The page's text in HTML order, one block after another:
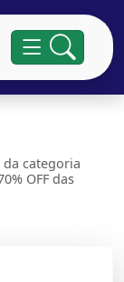
categoria
OFF das